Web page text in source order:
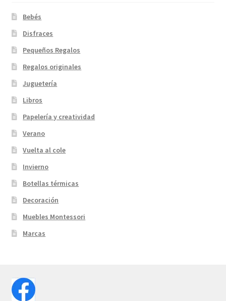
Bebés
Disfraces
Pequeños Regalos
Regalos originales
Juguetería
Libros
Papelería y creatividad
Verano
Vuelta al cole
Invierno
Botellas térmicas
Decoración
Muebles Montessori
Marcas